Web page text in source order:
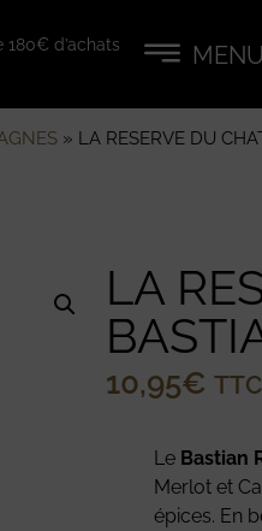
d’achats
» LA RESERVE DU
LA
10,95€ TTC
Le Bastian
Merlot et
épices. En